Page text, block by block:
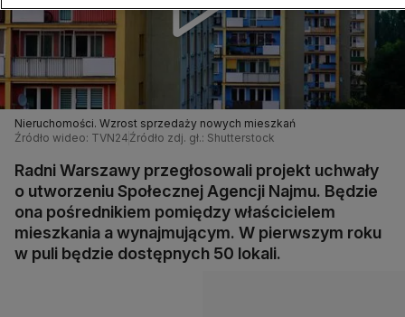
Nieruchomości. Wzrost sprzedaży nowych mieszkań
Źródło wideo: TVN24 Źródło zdj. gł.: Shutterstock
Radni Warszawy przegłosowali projekt uchwały
o utworzeniu Społecznej Agencji Najmu. Będzie
ona pośrednikiem pomiędzy właścicielem
mieszkania a wynajmującym. W pierwszym roku
w puli będzie dostępnych 50 lokali.